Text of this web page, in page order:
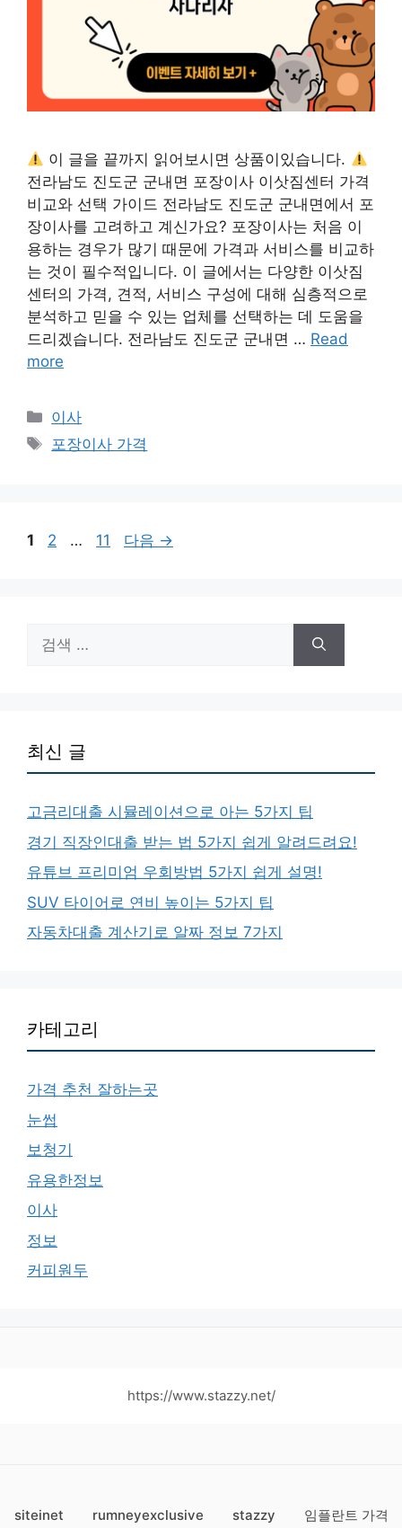
이 글을 끝까지 읽어보시면 상품이있습니다.
전라남도 진도군 군내면 포장이사 이삿짐센터 가격
비교와 선택 가이드 전라남도 진도군 군내면에서 포
장이사를 고려하고 계신가요? 포장이사는 처음 이
용하는 경우가 많기 때문에 가격과 서비스를 비교하
는 것이 필수적입니다. 이 글에서는 다양한 이삿짐
센터의 가격, 견적, 서비스 구성에 대해 심층적으로
분석하고 믿을 수 있는 업체를 선택하는 데 도움을
드리겠습니다. 전라남도 진도군 군내면 … Read
more
카
테
이사
태
포장이사 가격
페
1
페
2 …
페
11 다음 →
색:
최신 글
고금리대출 시뮬레이션으로 아는 5가지 팁
경기 직장인대출 받는 법 5가지 쉽게 알려드려요!
유튜브 프리미엄 우회방법 5가지 쉽게 설명!
SUV 타이어로 연비 높이는 5가지 팁
자동차대출 계산기로 알짜 정보 7가지
카테고리
가격 추천 잘하는곳
눈썹
보청기
유용한정보
이사
정보
커피원두
https://www.stazzy.net/
siteinet rumneyexclusive stazzy
임플란트 가격